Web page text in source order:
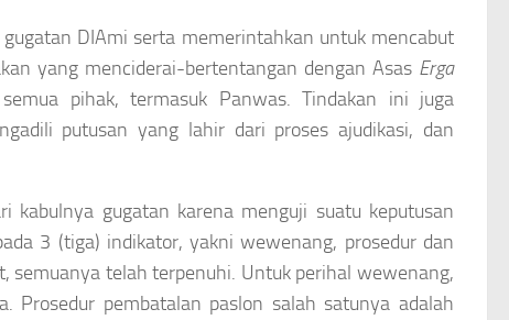
DIAmi serta memerintahkan untuk mencabut
yang menciderai-bertentangan dengan Asas Erga
pihak, termasuk Panwas. Tindakan ini juga
putusan yang lahir dari proses ajudikasi, dan
kabulnya gugatan karena menguji suatu keputusan
3 (tiga) indikator, yakni wewenang, prosedur dan
semuanya telah terpenuhi. Untuk perihal wewenang,
Prosedur pembatalan paslon salah satunya adalah